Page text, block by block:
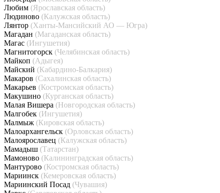
Любим (Ярославская область)
Людиново (Калужская область)
Лянтор (Ханты-Мансийский АО — Югра)
Магадан (Магаданская область)
Магас (Ингушетия)
Магнитогорск (Челябинская область)
Майкоп (Адыгея)
Майский (Кабардино-Балкария)
Макаров (Сахалинская область)
Макарьев (Костромская область)
Макушино (Курганская область)
Малая Вишера (Новгородская область)
Малгобек (Ингушетия)
Малмыж (Кировская область)
Малоархангельск (Орловская область)
Малоярославец (Калужская область)
Мамадыш (Татарстан)
Мамоново (Калининградская область)
Мантурово (Костромская область)
Мариинск (Кемеровская область)
Мариинский Посад (Чувашия)